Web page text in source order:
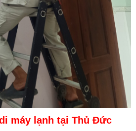
máy lạnh tại Thủ Đức